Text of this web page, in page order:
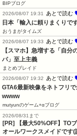
BIPブログ
2026/08/07 19:31 あとで読む
日本「輸入に頼りまくりで
おうまがタイムズ
2026/08/07 19:33 あとで読む
【スマホ】急増する「自
パ」至上主義
まとめブレイド
2026/08/07 19:32 あとで読む
GTA6最新映像をネトフリ
wwww
mutyunのゲーム+αブログ
2026/08/31まで
[PR] 【最大50%OFF】TO
オールワークスメイドです